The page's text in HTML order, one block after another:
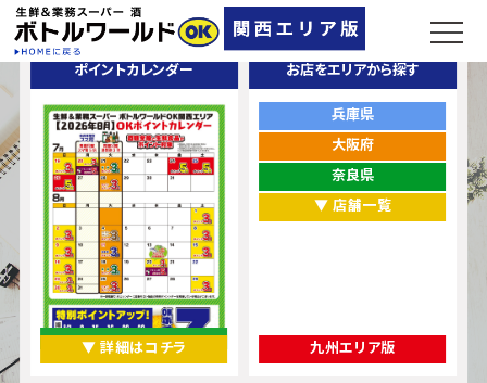
ポイントカレンダー
▼ 詳細はコチラ
お店をエリアから探す
兵庫県
大阪府
奈良県
▼ 店舗一覧
九州エリア版